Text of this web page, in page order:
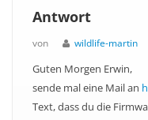
Antwort
von wildlife-martin
Guten Morgen Erwin,
sende mal eine Mail an
Text, dass du die